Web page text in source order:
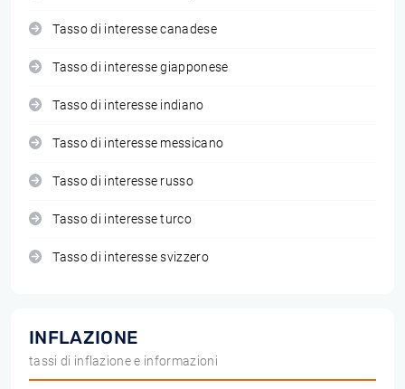
Tasso di interesse canadese
Tasso di interesse giapponese
Tasso di interesse indiano
Tasso di interesse messicano
Tasso di interesse russo
Tasso di interesse turco
Tasso di interesse svizzero
INFLAZIONE
tassi di inflazione e informazioni